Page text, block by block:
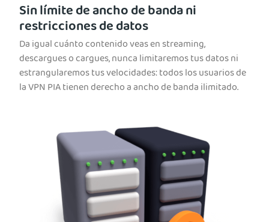
Sin límite de ancho de banda ni
restricciones de datos
Da igual cuánto contenido veas en streaming,
descargues o cargues, nunca limitaremos tus datos ni
estrangularemos tus velocidades: todos los usuarios de
la VPN PIA tienen derecho a ancho de banda ilimitado.